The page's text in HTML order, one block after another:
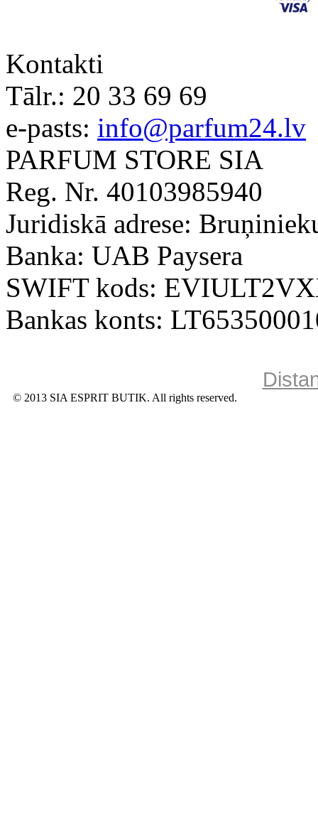
Kontakti
Tālr.: 20 33 69 69
e-pasts: info@parfum24.lv
PARFUM STORE SIA
Reg. Nr. 40103985940
Juridiskā adrese:
Banka: UAB Paysera
SWIFT kods:
Bankas konts:
© 2013 SIA ESPRIT BUTIK. All rights reserved.